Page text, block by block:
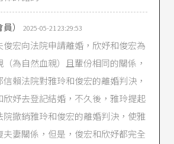
） 2025-05-21 23:29:53
俊宏向法院申請離婚，欣妤和俊宏為
為自然血親）且輩份相同的關係，
賴法院對雅玲和俊宏的離婚判決，
欣妤去登記結婚，不久後，雅玲提起
院撤銷雅玲和俊宏的離婚判決，使雅
夫妻關係，但是，俊宏和欣妤都完全